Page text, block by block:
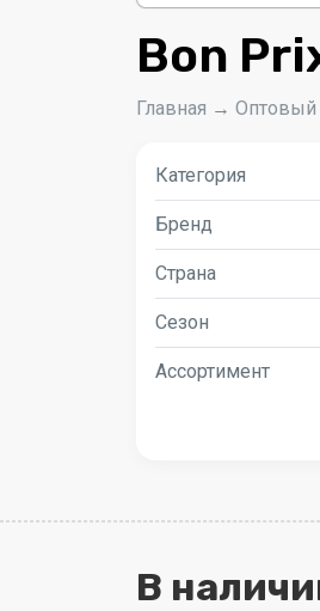
Bon
Главная → Оптовый
Категория
Бренд
Страна
Сезон
Ассортимент
В